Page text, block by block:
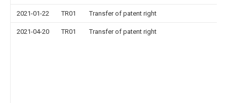
2021-01-22 TR01 Transfer of patent right
2021-04-20 TR01 Transfer of patent right